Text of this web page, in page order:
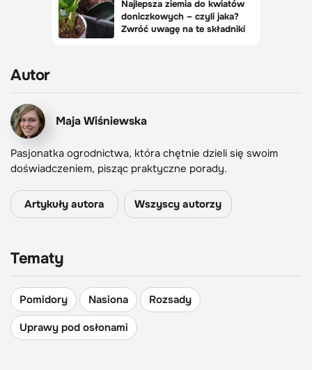
Autor
Maja Wiśniewska
Pasjonatka ogrodnictwa, która chętnie dzieli się swoim
doświadczeniem, pisząc praktyczne porady.
Artykuły autora Wszyscy autorzy
Tematy
Pomidory Nasiona
Rozsady
Uprawy pod osłonami